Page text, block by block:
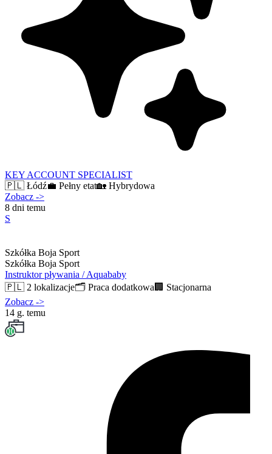
KEY ACCOUNT SPECIALIST
🇵🇱 Łódź💼 Pełny etat🏡 Hybrydowa
Zobacz ->
8 dni temu
S
Szkółka Boja Sport
Szkółka Boja Sport
Instruktor pływania / Aquababy
🇵🇱 2 lokalizacje🗂️ Praca dodatkowa 🏢 Stacjonarna
Zobacz ->
14 g. temu